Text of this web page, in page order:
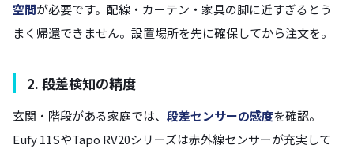
空間が必要です。配線・カーテン・家具の脚に近すぎるとう
まく帰還できません。設置場所を先に確保してから注文を。
2. 段差検知の精度
玄関・階段がある家庭では、 段差センサーの感度を確認。
Eufy 11SやTapo RV20シリーズは赤外線センサーが充実して